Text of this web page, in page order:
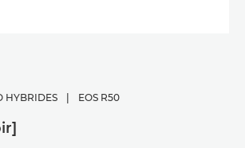
HYBRIDES EOS R50